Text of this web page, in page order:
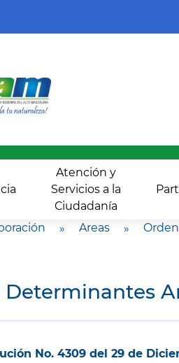
Atención y
Servicios a la
Ciudadanía
» Areas »
Determinantes
No. 4309 del 29 de